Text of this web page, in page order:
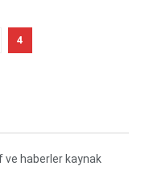
4
ve haberler kaynak